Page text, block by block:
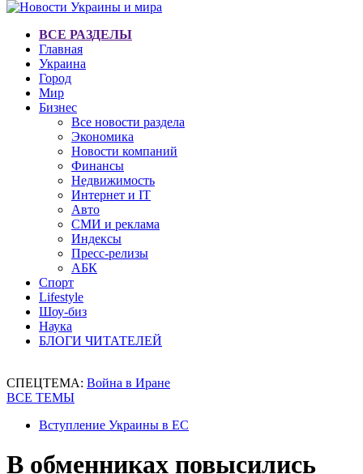
ВСЕ РАЗДЕЛЫ
Главная
Украина
Город
Мир
Бизнес
Все новости раздела
Экономика
Новости компаний
Финансы
Недвижимость
Интернет и IT
Авто
СМИ и реклама
Индексы
Пресс-релизы
АБК
Спорт
Lifestyle
Шоу-биз
Наука
БЛОГИ ЧИТАТЕЛЕЙ
СПЕЦТЕМА: Война в Иране
ВСЕ ТЕМЫ
Вступление Украины в ЕС
В обменниках повысились